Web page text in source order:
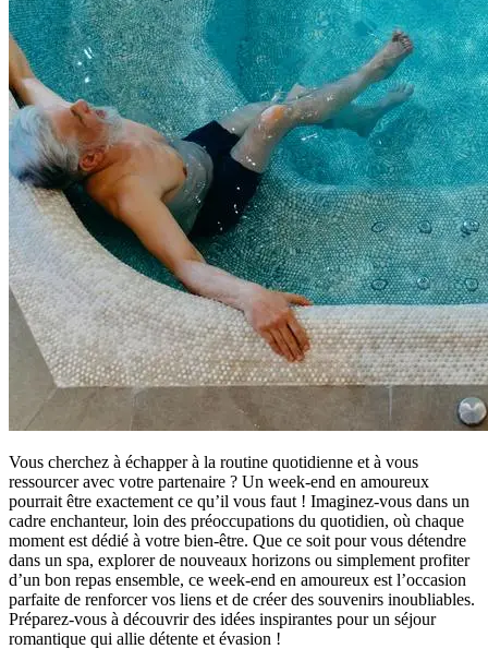
Vous cherchez à échapper à la routine quotidienne et à vous
ressourcer avec votre partenaire ? Un week-end en amoureux
pourrait être exactement ce qu’il vous faut ! Imaginez-vous dans un
cadre enchanteur, loin des préoccupations du quotidien, où chaque
moment est dédié à votre bien-être. Que ce soit pour vous détendre
dans un spa, explorer de nouveaux horizons ou simplement profiter
d’un bon repas ensemble, ce week-end en amoureux est l’occasion
parfaite de renforcer vos liens et de créer des souvenirs inoubliables.
Préparez-vous à découvrir des idées inspirantes pour un séjour
romantique qui allie détente et évasion !